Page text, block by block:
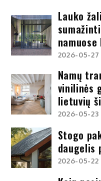
Lauko
2026-05-27
Namų
vinilinės
lietuvių
2026-05-23
Stogo
daugelis
2026-05-22